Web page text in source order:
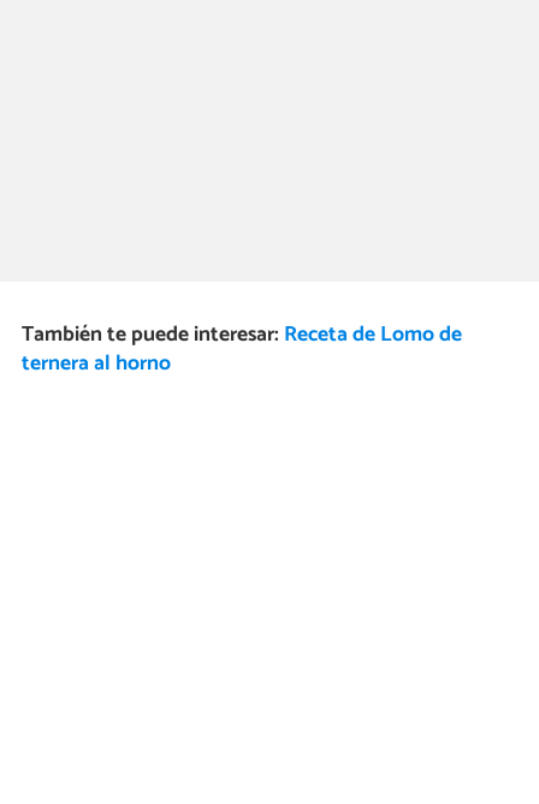
También te puede interesar: Receta de Lomo de
ternera al horno